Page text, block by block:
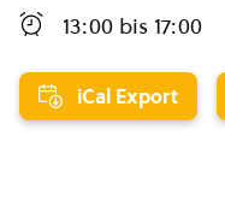
13:00 bis 17:00
iCal Export